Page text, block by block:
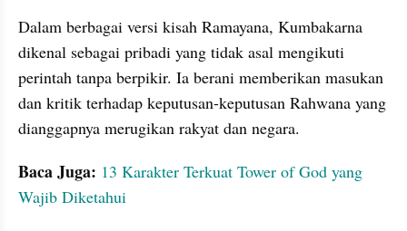
Dalam berbagai versi kisah Ramayana, Kumbakarna
dikenal sebagai pribadi yang tidak asal mengikuti
perintah tanpa berpikir. Ia berani memberikan masukan
dan kritik terhadap keputusan-keputusan Rahwana yang
dianggapnya merugikan rakyat dan negara.
Baca Juga: 13 Karakter Terkuat Tower of God yang
Wajib Diketahui